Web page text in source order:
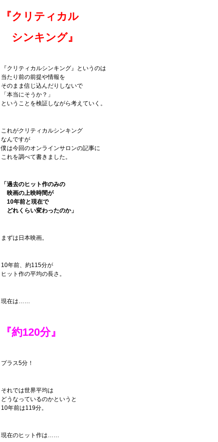
『クリティカル
シンキング』
『クリティカルシンキング』というのは
当たり前の前提や情報を
そのまま信じ込んだりしないで
「本当にそうか？」
ということを検証しながら考えていく。
これがクリティカルシンキング
なんですが
僕は今回のオンラインサロンの記事に
これを調べて書きました。
「過去のヒット作のみの
映画の上映時間が
10年前と現在で
どれくらい変わったのか」
まずは日本映画。
10年前、約115分が
ヒット作の平均の長さ。
現在は……
『約120分』
プラス5分！
それでは世界平均は
どうなっているのかというと
10年前は119分。
現在のヒット作は……